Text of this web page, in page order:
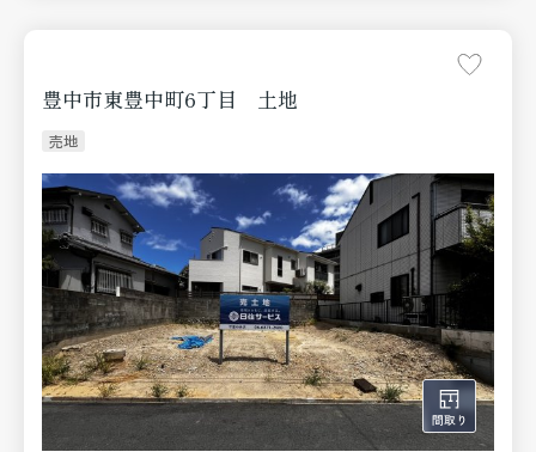
※別途堀込車庫あり（種類：車庫、構造：コンクリートブ
ロック造平家建、床面積17.10㎡、昭和43年１月建築）
豊中市東豊中町6丁目 土地
売地